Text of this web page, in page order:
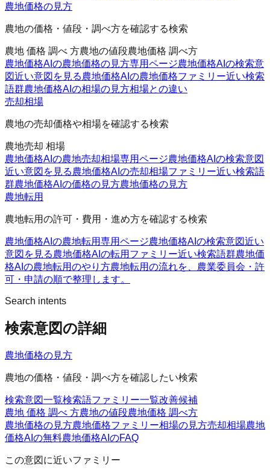
農地価格の見方
農地の価格・値段・調べ方を確認する検索
農地 価格 調べ 方農地の値段農地価格 調べ方
農地価格AIの農地価格の見方専用ページ農地価格AIの検索意
図近い意図を見る農地価格AIの農地価格ファミリー近い検索
語群農地価格AIの相場の見方相場との違い
売却相場
農地の売却価格や相場を確認する検索
農地売却 相場
農地価格AIの農地売却相場専用ページ農地価格AIの検索意図
近い意図を見る農地価格AIの売却相場ファミリー近い検索語
群農地価格AIの価格の見方農地価格の見方
農地転用
農地転用の許可・費用・進め方を確認する検索
農地価格AIの農地転用専用ページ農地価格AIの検索意図近い
意図を見る農地価格AIの転用ファミリー近い検索語群農地価
格AIの農地転用のやり方農地転用の流れを、農業委員会・許
可・申請の順で整理します。
Search intents
検索意図の詳細
農地価格の見方
農地の価格・値段・調べ方を確認したい検索
検索意図一覧検索語ファミリー一覧改善候補
農地 価格 調べ 方農地の値段農地価格 調べ方
農地価格の見方農地価格ファミリー相場の見方売却相場農地
価格AIの無料農地価格AIのFAQ
この意図に近いファミリー